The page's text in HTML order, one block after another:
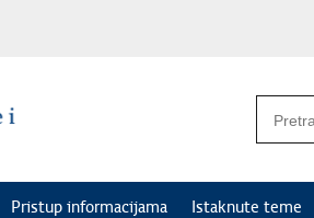
Pristup informacijama Istaknute teme